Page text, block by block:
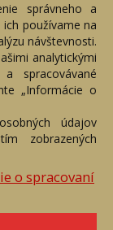
dražby
- 2026
tejto stránky je
práva sú
správneho a
používame na
návštevnosti.
analytickými
spracovávané
„Informácie o
údajov
zobrazených
o spracovaní